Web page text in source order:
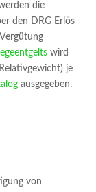
die
den DRG Erlös
wird
je
ausgegeben.
von